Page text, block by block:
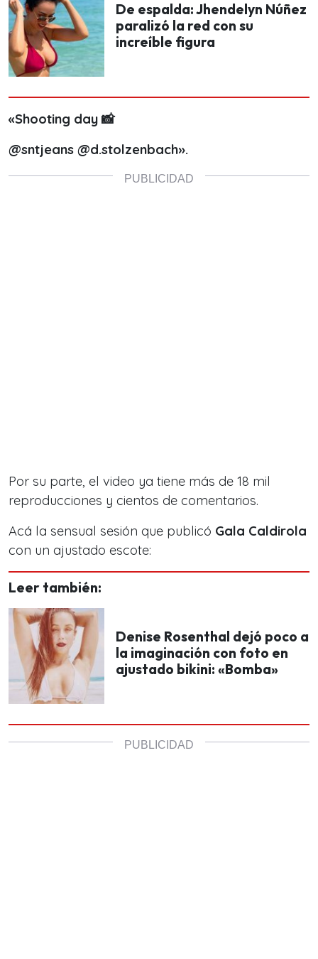
De espalda: Jhendelyn Núñez
paralizó la red con su
increíble figura
«Shooting day 📸
@sntjeans @d.stolzenbach».
Por su parte, el video ya tiene más de 18 mil
reproducciones y cientos de comentarios.
Acá la sensual sesión que publicó Gala Caldirola
con un ajustado escote:
Leer también:
Denise Rosenthal dejó poco a
la imaginación con foto en
ajustado bikini: «Bomba»